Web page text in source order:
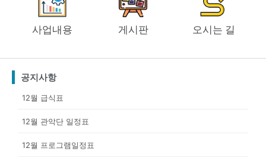
사업내용 게시판 오시는 길
공지사항
12월 급식표
12월 관악단 일정표
12월 프로그램일정표